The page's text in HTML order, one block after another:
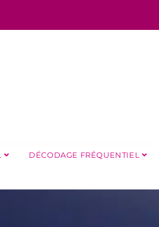
DÉCODAGE FRÉQUENTIEL